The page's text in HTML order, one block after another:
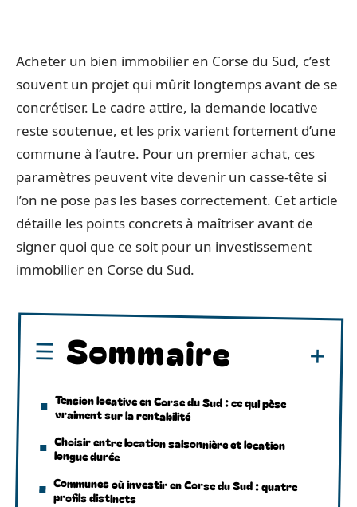
Acheter un bien immobilier en Corse du Sud, c’est
souvent un projet qui mûrit longtemps avant de se
concrétiser. Le cadre attire, la demande locative
reste soutenue, et les prix varient fortement d’une
commune à l’autre. Pour un premier achat, ces
paramètres peuvent vite devenir un casse-tête si
l’on ne pose pas les bases correctement. Cet article
détaille les points concrets à maîtriser avant de
signer quoi que ce soit pour un investissement
immobilier en Corse du Sud.
Sommaire
Tension locative en Corse du Sud : ce qui pèse
vraiment sur la rentabilité
Choisir entre location saisonnière et location
longue durée
Communes où investir en Corse du Sud : quatre
profils distincts